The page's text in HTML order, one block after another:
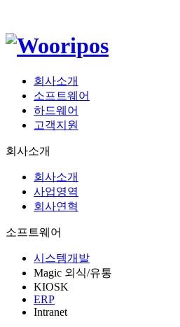
회사소개
소프트웨어
하드웨어
고객지원
회사소개
회사소개
사업영역
회사연혁
소프트웨어
시스템개발
Magic 외식/유통
KIOSK
ERP
Intranet